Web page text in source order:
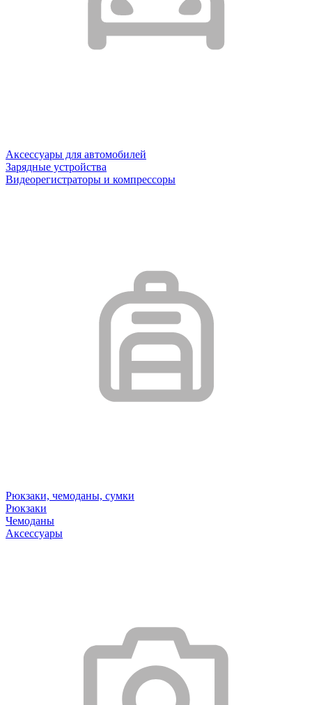
Аксессуары для автомобилей
Зарядные устройства
Видеорегистраторы и компрессоры
Рюкзаки, чемоданы, сумки
Рюкзаки
Чемоданы
Аксессуары